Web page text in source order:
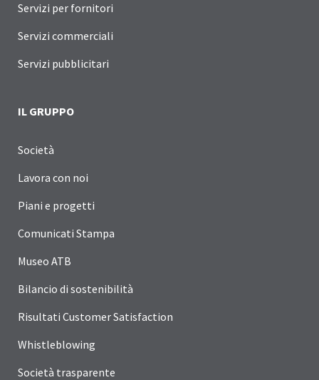
Servizi per fornitori
Servizi commerciali
Servizi pubblicitari
IL GRUPPO
Società
Lavora con noi
Piani e progetti
Comunicati Stampa
Museo ATB
Bilancio di sostenibilità
Risultati Customer Satisfaction
Whistleblowing
Società trasparente